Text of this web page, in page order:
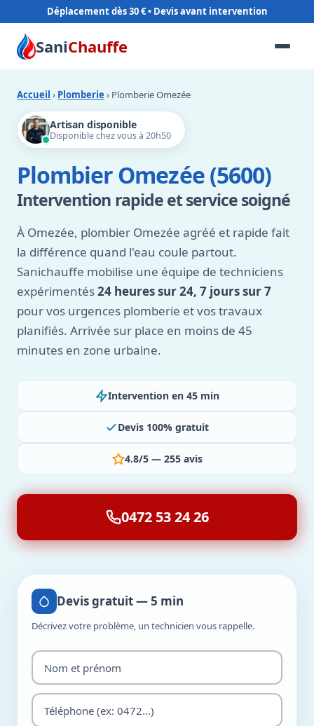
Déplacement dès 30 €
SaniChauffe
Accueil › Plomberie › Plomberie Omezée
Artisan disponible
Disponible chez vous à 20h50
Plombier Omezée (5600)
Intervention rapide et service soigné
À Omezée, plombier Omezée agréé et rapide fait
la différence quand l'eau coule partout.
Sanichauffe mobilise une équipe de techniciens
expérimentés24 heures sur 24, 7 jours sur 7
pour vos urgences plomberie et vos travaux
planifiés. Arrivée sur place en moins de 45
minutes en zone urbaine.
Intervention en 45 min
Devis 100% gratuit
4.8/5 — 255 avis
0472 53 24 26
Devis gratuit — 5 min
Décrivez votre problème, un technicien vous rappelle.